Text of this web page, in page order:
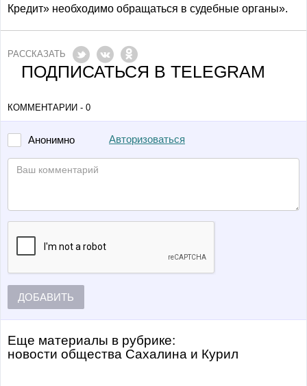
Кредит» необходимо обращаться в судебные органы».
РАССКАЗАТЬ
ПОДПИСАТЬСЯ В TELEGRAM
КОММЕНТАРИИ - 0
Анонимно Авторизоваться
ДОБАВИТЬ
Еще материалы в рубрике:
Новости общества Сахалина и Курил